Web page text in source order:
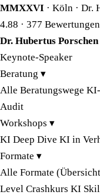
MMXXVI · Köln · Dr.
4.88 · 377 Bewertungen
Dr. Hubertus Porschen
Keynote-Speaker
Beratung ▾
Alle Beratungswege
Audit
Workshops ▾
KI Deep Dive KI in
Formate ▾
Alle Formate
Level Crashkurs KI